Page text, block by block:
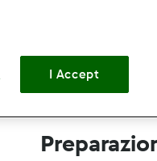
I Accept